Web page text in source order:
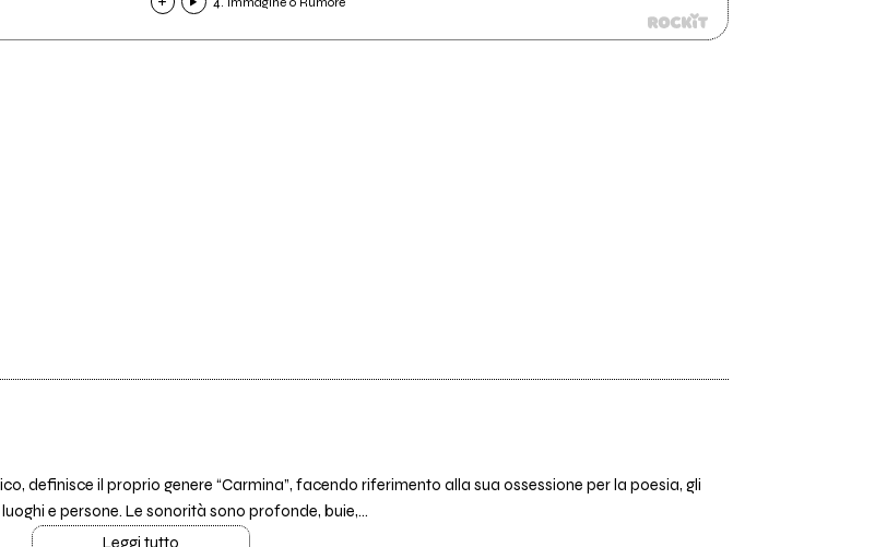
definisce il proprio genere “Carmina”, facendo riferimento alla sua ossessione per la poesia, gli
e persone. Le sonorità sono profonde, buie,...
Leggi tutto